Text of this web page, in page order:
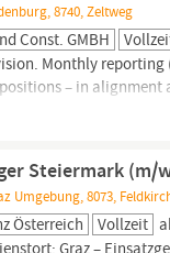
8740, Zeltweg
Const. GMBH
Monthly reporting
– in alignment
team.
with external auditors.
in various
projects that impact
Steiermark (m/
Umgebung, 8073,
Österreich Vollzeit
Graz –